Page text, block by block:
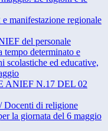
manifestazione regionale
del personale
tempo determinato e
scolastiche ed educative,
ANIEF N.17 DEL 02
Docenti di religione
la giornata del 6 maggio